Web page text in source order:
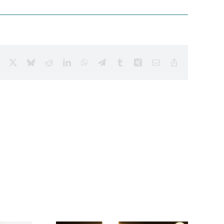
Facebook BlueskyRedditLinkedInWhatsApp
TelegramTumblr Xing Email